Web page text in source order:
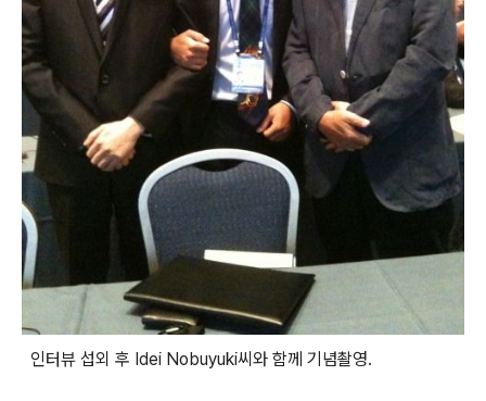
인터뷰 섭외 후 Idei Nobuyuki씨와 함께 기념촬영.